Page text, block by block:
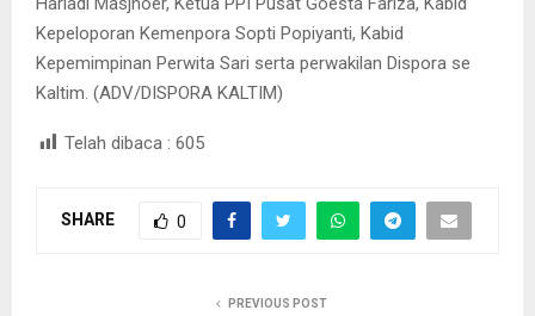
Kepeloporan Kemenpora Sopti Popiyanti, Kabid
Kepemimpinan Perwita Sari serta perwakilan Dispora se
Kaltim. (ADV/DISPORA KALTIM)
Telah dibaca : 605
SHARE 0
PREVIOUS POST